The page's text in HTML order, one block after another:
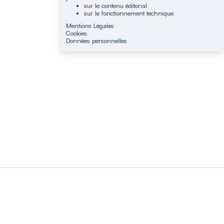
sur le contenu éditorial
sur le fonctionnement technique
Mentions Légales
Cookies
Données personnelles